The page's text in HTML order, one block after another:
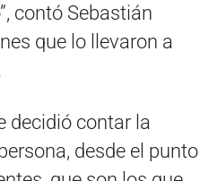
contó Sebastián
que lo llevaron a
decidió contar la
desde el punto